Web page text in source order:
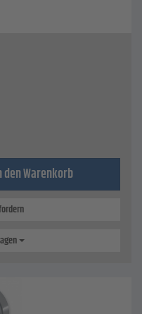
den Warenkorb